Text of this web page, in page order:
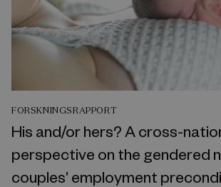
FORSKNINGSRAPPORT
His and/or hers? A cross-
perspective on the gendered
couples’ employment